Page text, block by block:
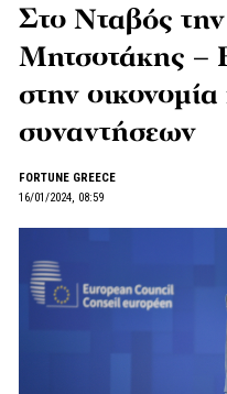
Στο Νταβός
Μητσοτάκης –
στην
συναντήσεων
FORTUNE GREECE
16/01/2024, 08:59